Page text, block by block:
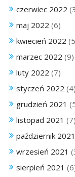
czerwiec 2022
maj 2022 (6)
kwiecień 2022
marzec 2022 (9)
luty 2022 (7)
styczeń 2022 (4)
grudzień 2021
listopad 2021 (7)
październik 2021
wrzesień 2021
sierpień 2021